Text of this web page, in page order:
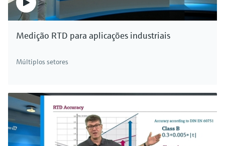
Medição RTD para aplicações industriais
Múltiplos setores